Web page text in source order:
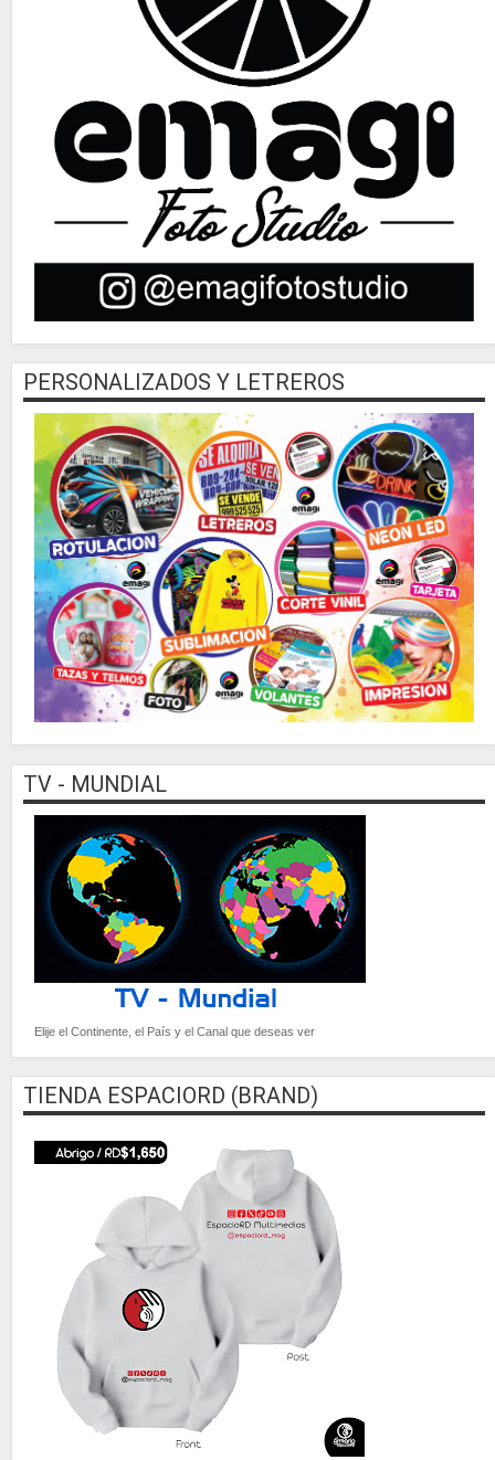
PERSONALIZADOS Y LETREROS
TV - MUNDIAL
Elije el Continente, el País y el Canal que deseas ver
TIENDA ESPACIORD (BRAND)